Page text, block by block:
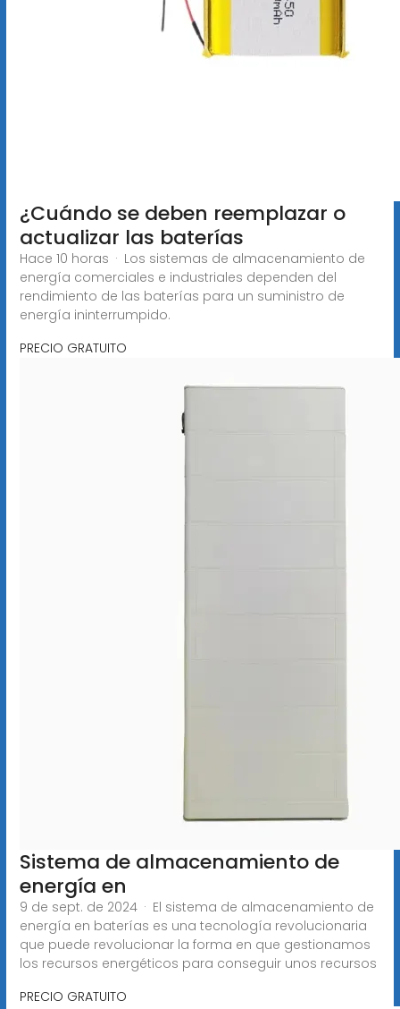
¿Cuándo se deben reemplazar o
actualizar las baterías
Hace 10 horas · Los sistemas de almacenamiento de
energía comerciales e industriales dependen del
rendimiento de las baterías para un suministro de
energía ininterrumpido.
PRECIO GRATUITO
Sistema de almacenamiento de
energía en
9 de sept. de 2024 · El sistema de almacenamiento de
energía en baterías es una tecnología revolucionaria
que puede revolucionar la forma en que gestionamos
los recursos energéticos para conseguir unos recursos
PRECIO GRATUITO